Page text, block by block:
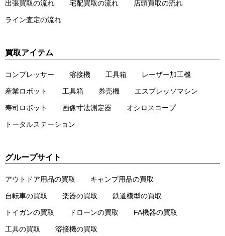
出張買取の流れ 宅配買取の流れ 店頭買取の流れ
ライン査定の流れ
買取アイテム
コンプレッサー 溶接機 工具箱 レーザー加工機
産業ロボット 工具箱 券売機 エスプレッソマシン
寿司ロボット 画像寸法測定器 オシロスコープ
トータルステーション
グループサイト
アウトドア用品の買取 キャンプ用品の買取
自転車の買取 楽器の買取 鉄道模型の買取
トイガンの買取 ドローンの買取 FA機器の買取
工具の買取 溶接機の買取